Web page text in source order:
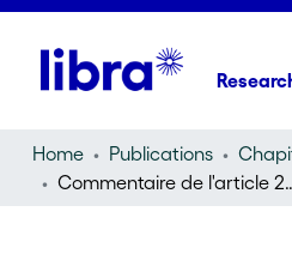
Home Publications